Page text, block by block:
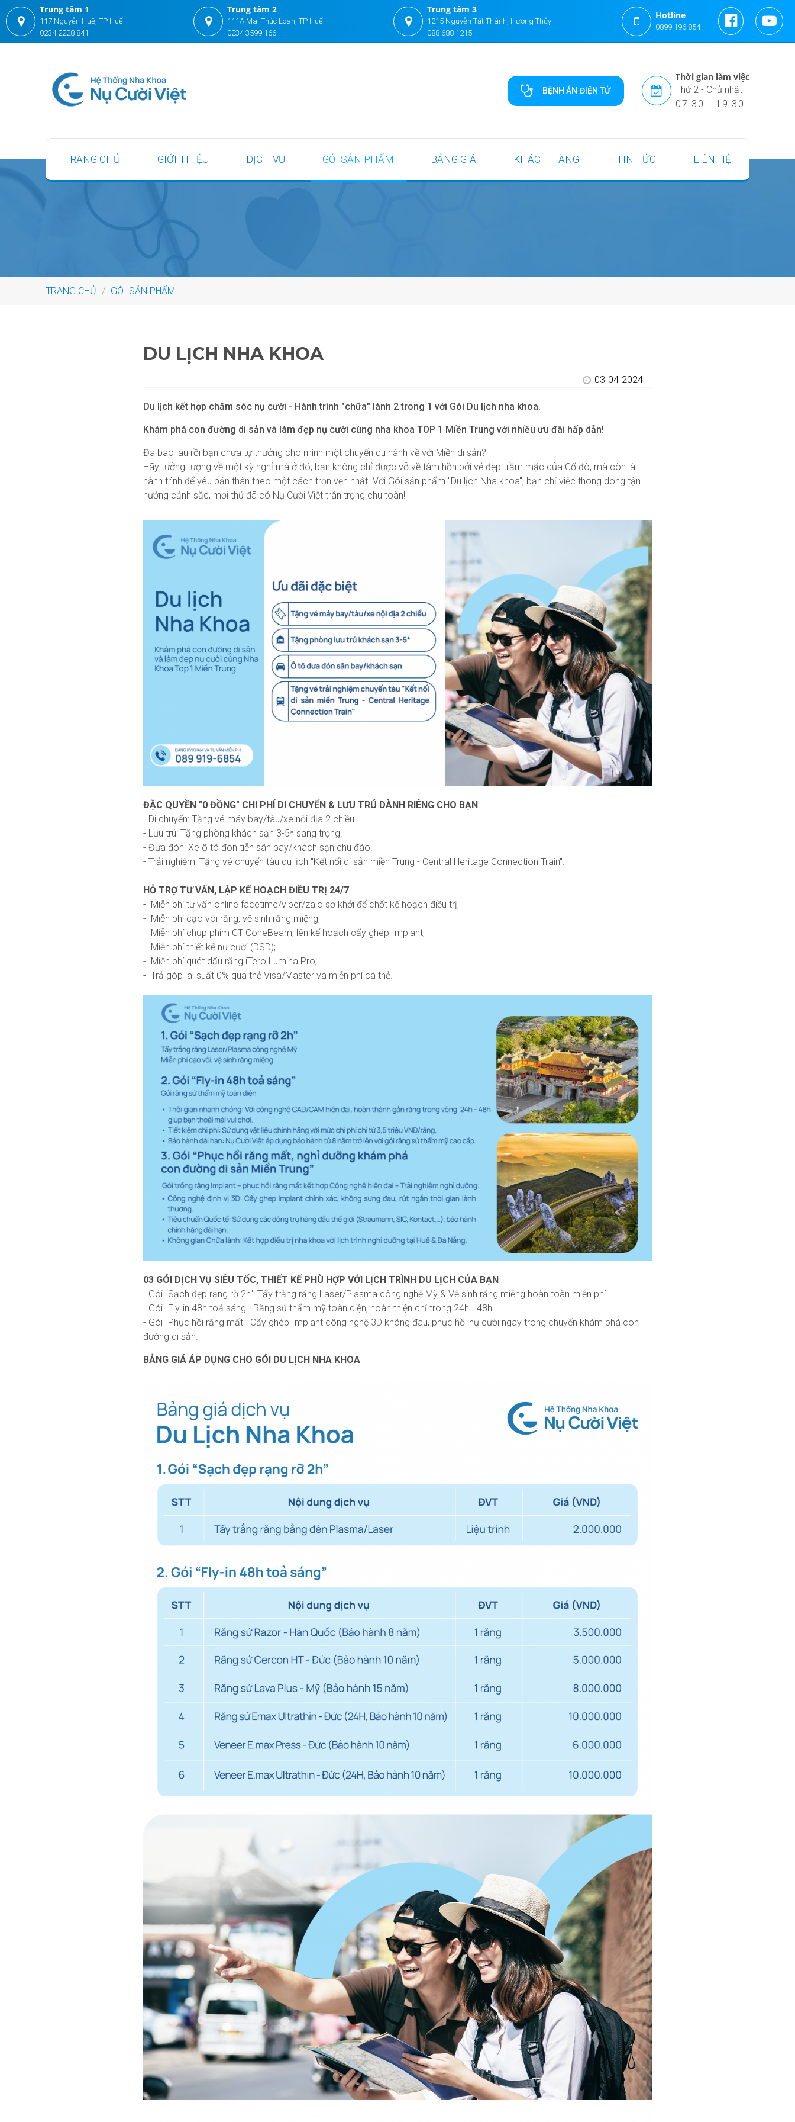
Trung tâm 1
117 Nguyễn Huệ, TP Huế
0234 2228 841
Trung tâm 2
111A Mai Thúc Loan, TP Huế
0234 3599 166
Trung tâm 3
1215 Nguyễn Tất Thành, Hương Thủy
088 688 1215
Hotline
0899.196.854
BỆNH ÁN ĐIỆN TỬ
Thời gian làm việc
Thứ 2 - Chủ nhật
07:30 - 19:30
TRANG CHỦ GIỚI THIỆU DỊCH VỤ GÓI SẢN PHẨM BẢNG GIÁ KHÁCH HÀNG TIN TỨC LIÊN HỆ
TRANG CHỦ / GÓI SẢN PHẨM
DU LỊCH NHA KHOA
03-04-2024
Du lịch kết hợp chăm sóc nụ cười - Hành trình "chữa" lành 2 trong 1 với Gói Du lịch nha khoa.
Khám phá con đường di sản và làm đẹp nụ cười cùng nha khoa TOP 1 Miền Trung với nhiều ưu đãi hấp dẫn!
Đã bao lâu rồi bạn chưa tự thưởng cho mình một chuyến du hành về với Miền di sản?
Hãy tưởng tượng về một kỳ nghỉ mà ở đó, bạn không chỉ được vỗ về tâm hồn bởi vẻ đẹp trầm mặc của Cố đô, mà còn là
hành trình để yêu bản thân theo một cách trọn vẹn nhất. Với Gói sản phẩm "Du lịch Nha khoa", bạn chỉ việc thong dong tận
hưởng cảnh sắc, mọi thứ đã có Nụ Cười Việt trân trọng chu toàn!
ĐẶC QUYỀN "0 ĐỒNG" CHI PHÍ DI CHUYỂN & LƯU TRÚ DÀNH RIÊNG CHO BẠN
- Di chuyển: Tặng vé máy bay/tàu/xe nội địa 2 chiều.
- Lưu trú: Tặng phòng khách sạn 3-5* sang trọng.
- Đưa đón: Xe ô tô đón tiễn sân bay/khách sạn chu đáo.
- Trải nghiệm: Tặng vé chuyến tàu du lịch "Kết nối di sản miền Trung - Central Heritage Connection Train".
HỖ TRỢ TƯ VẤN, LẬP KẾ HOẠCH ĐIỀU TRỊ 24/7
- Miễn phí tư vấn online facetime/viber/zalo sơ khởi để chốt kế hoạch điều trị;
- Miễn phí cạo vôi răng, vệ sinh răng miệng;
- Miễn phí chụp phim CT ConeBeam, lên kế hoạch cấy ghép Implant;
- Miễn phí thiết kế nụ cười (DSD);
- Miễn phí quét dấu răng iTero Lumina Pro;
- Trả góp lãi suất 0% qua thẻ Visa/Master và miễn phí cà thẻ.
03 GÓI DỊCH VỤ SIÊU TỐC, THIẾT KẾ PHÙ HỢP VỚI LỊCH TRÌNH DU LỊCH CỦA BẠN
- Gói "Sạch đẹp rạng rỡ 2h": Tẩy trắng răng Laser/Plasma công nghệ Mỹ & Vệ sinh răng miệng hoàn toàn miễn phí.
- Gói "Fly-in 48h toả sáng": Răng sứ thẩm mỹ toàn diện, hoàn thiện chỉ trong 24h - 48h.
- Gói "Phục hồi răng mất": Cấy ghép Implant công nghệ 3D không đau, phục hồi nụ cười ngay trong chuyến khám phá con
đường di sản.
BẢNG GIÁ ÁP DỤNG CHO GÓI DU LỊCH NHA KHOA